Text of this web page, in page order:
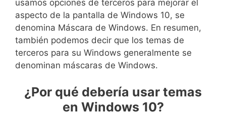
usamos opciones de terceros para mejorar el
aspecto de la pantalla de Windows 10, se
denomina Máscara de Windows. En resumen,
también podemos decir que los temas de
terceros para su Windows generalmente se
denominan máscaras de Windows.
¿Por qué debería usar temas
en Windows 10?